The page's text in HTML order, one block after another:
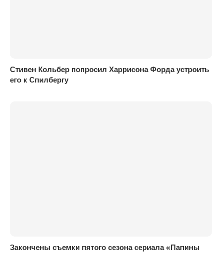
Стивен Кольбер попросил Харрисона Форда устроить
его к Спилбергу
Закончены съемки пятого сезона сериала «Папины